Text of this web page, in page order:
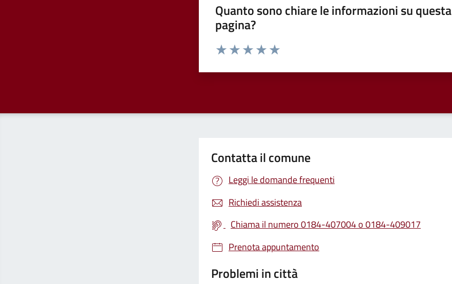
Quanto sono chiare le informazioni su questa
pagina?
Valuta da 1 a 5 stelle la pagina
Contatta il comune
Leggi le domande frequenti
Richiedi assistenza
Chiama il numero 0184-407004 o 0184-409017
Prenota appuntamento
Problemi in città